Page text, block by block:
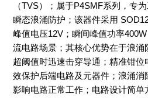
（TVS）；属于P4SMF系列，专
瞬态浪涌防护；该器件采用
峰值电压12V；瞬间峰值功率
流电路场景；其核心优势在于浪
超阈值时迅速击穿导通；精准钳
效保护后端电路及元器件；浪涌
影响电路正常工作；电路设计简